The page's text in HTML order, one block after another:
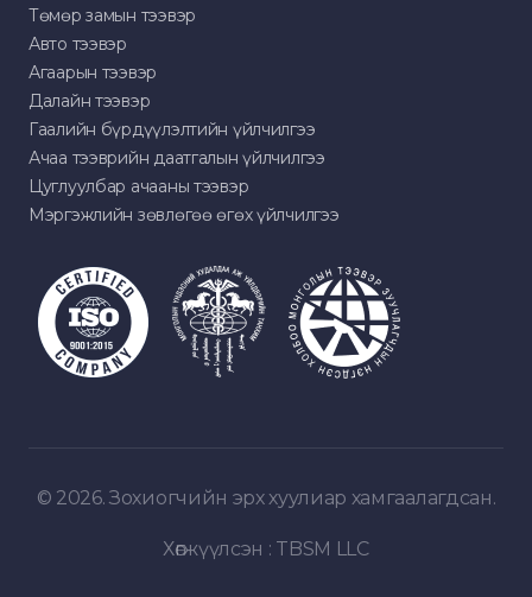
Төмөр замын тээвэр
Авто тээвэр
Агаарын тээвэр
Далайн тээвэр
Гаалийн бүрдүүлэлтийн үйлчилгээ
Ачаа тээврийн даатгалын үйлчилгээ
Цуглуулбар ачааны тээвэр
Мэргэжлийн зөвлөгөө өгөх үйлчилгээ
© 2026. Зохиогчийн эрх хуулиар хамгаалагдсан.
Хөгжүүлсэн : TBSM LLC